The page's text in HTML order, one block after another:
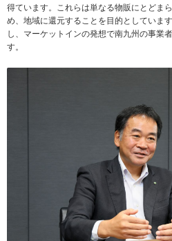
得ています。これらは単なる物販にとどま
め、地域に還元することを目的としていま
し、マーケットインの発想で南九州の事業
す。